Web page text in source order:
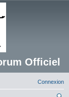
Officiel
Connexion